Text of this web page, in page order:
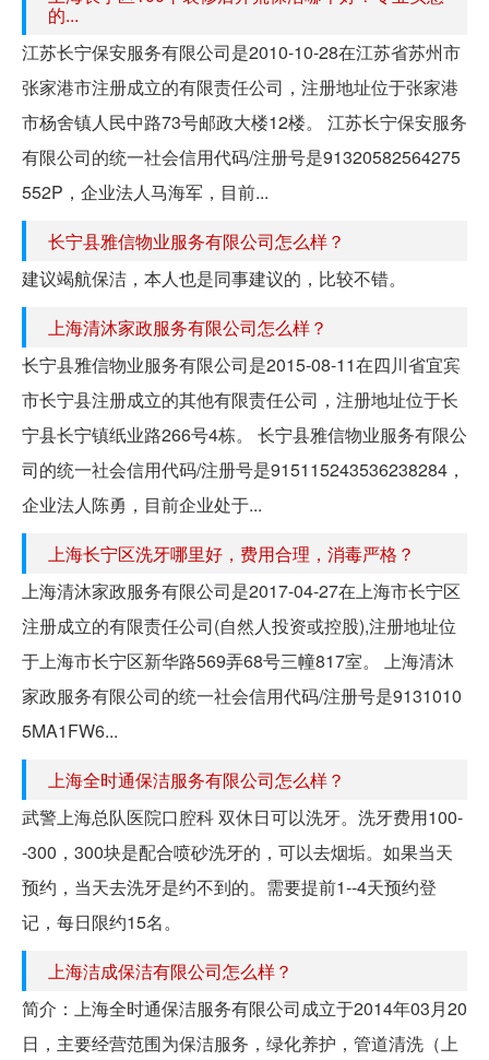
的...
江苏长宁保安服务有限公司是2010-10-28在江苏省苏州市
张家港市注册成立的有限责任公司，注册地址位于张家港
市杨舍镇人民中路73号邮政大楼12楼。 江苏长宁保安服务
有限公司的统一社会信用代码/注册号是91320582564275
552P，企业法人马海军，目前...
长宁县雅信物业服务有限公司怎么样？
建议竭航保洁，本人也是同事建议的，比较不错。
上海清沐家政服务有限公司怎么样？
长宁县雅信物业服务有限公司是2015-08-11在四川省宜宾
市长宁县注册成立的其他有限责任公司，注册地址位于长
宁县长宁镇纸业路266号4栋。 长宁县雅信物业服务有限公
司的统一社会信用代码/注册号是915115243536238284，
企业法人陈勇，目前企业处于...
上海长宁区洗牙哪里好，费用合理，消毒严格？
上海清沐家政服务有限公司是2017-04-27在上海市长宁区
注册成立的有限责任公司(自然人投资或控股),注册地址位
于上海市长宁区新华路569弄68号三幢817室。 上海清沐
家政服务有限公司的统一社会信用代码/注册号是9131010
5MA1FW6...
上海全时通保洁服务有限公司怎么样？
武警上海总队医院口腔科 双休日可以洗牙。洗牙费用100-
-300，300块是配合喷砂洗牙的，可以去烟垢。如果当天
预约，当天去洗牙是约不到的。需要提前1--4天预约登
记，每日限约15名。
上海洁成保洁有限公司怎么样？
简介：上海全时通保洁服务有限公司成立于2014年03月20
日，主要经营范围为保洁服务，绿化养护，管道清洗（上